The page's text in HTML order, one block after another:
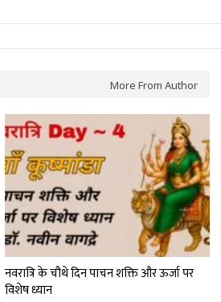
More From Author
नवरात्रि के चौथे दिन पाचन शक्ति और ऊर्जा पर
विशेष ध्यान